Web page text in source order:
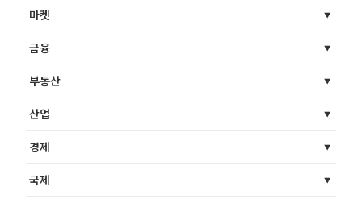
마켓
금융
부동산
산업
경제
국제